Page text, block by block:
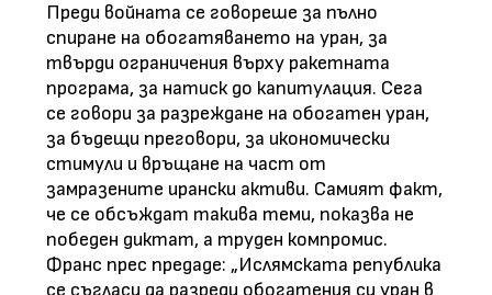
Преди войната се говореше за пълно
спиране на обогатяването на уран, за
твърди ограничения върху ракетната
програма, за натиск до капитулация. Сега
се говори за разреждане на обогатен уран,
за бъдещи преговори, за икономически
стимули и връщане на част от
замразените ирански активи. Самият факт,
че се обсъждат такива теми, показва не
победен диктат, а труден компромис.
Франс прес предаде: „Ислямската република
се съгласи да разреди обогатения си уран в